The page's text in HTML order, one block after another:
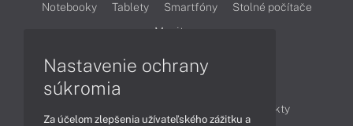
Notebooky Tablety Smartfóny
Stolné počítače
Monitory
Produkty
Nastavenie ochrany
súkromia
Za účelom zlepšenia užívateľského zážitku a